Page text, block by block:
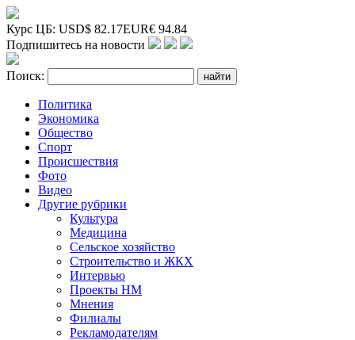
Курс ЦБ: USD$ 82.17EUR€ 94.84
Подпишитесь на новости
Поиск:
Политика
Экономика
Общество
Спорт
Происшествия
Фото
Видео
Другие рубрики
Культура
Медицина
Сельское хозяйство
Строительство и ЖКХ
Интервью
Проекты НМ
Мнения
Филиалы
Рекламодателям